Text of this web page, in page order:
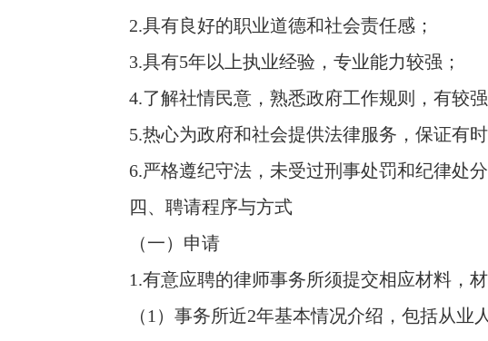
2.具有良好的职业道德和社会责任感；
3.具有5年以上执业经验，专业能力较强；
4.了解社情民意，熟悉政府工作规则，有较强
5.热心为政府和社会提供法律服务，保证有时
6.严格遵纪守法，未受过刑事处罚和纪律处分
四、聘请程序与方式
（一）申请
1.有意应聘的律师事务所须提交相应材料，材
（1）事务所近2年基本情况介绍，包括从业